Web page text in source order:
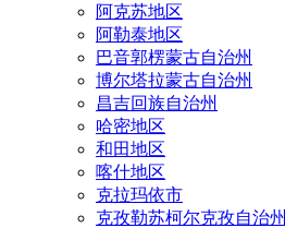
阿克苏地区
阿勒泰地区
巴音郭楞蒙古自治州
博尔塔拉蒙古自治州
昌吉回族自治州
哈密地区
和田地区
喀什地区
克拉玛依市
克孜勒苏柯尔克孜自治州